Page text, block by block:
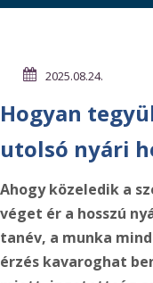
2025.08.24.
Hogyan
utolsó nyári
Ahogy közeledik a
véget ér a hosszú
tanév, a munka
érzés kavaroghat